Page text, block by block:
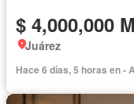
$ 4,000,000
Juárez
Hace 6 días, 5 horas en -